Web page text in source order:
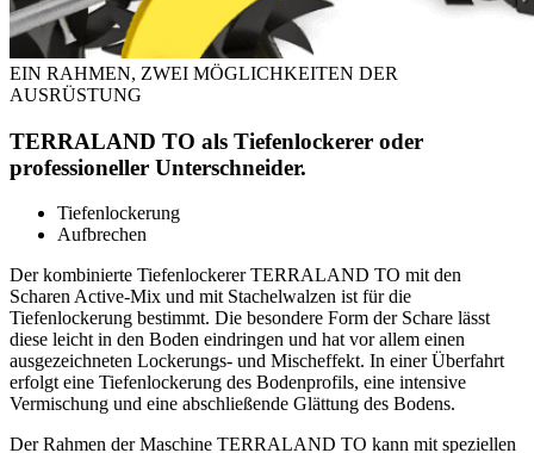
EIN RAHMEN, ZWEI MÖGLICHKEITEN DER
AUSRÜSTUNG
TERRALAND TO als Tiefenlockerer oder
professioneller Unterschneider.
Tiefenlockerung
Aufbrechen
Der kombinierte Tiefenlockerer TERRALAND TO mit den
Scharen Active-Mix und mit Stachelwalzen ist für die
Tiefenlockerung bestimmt. Die besondere Form der Schare lässt
diese leicht in den Boden eindringen und hat vor allem einen
ausgezeichneten Lockerungs- und Mischeffekt. In einer Überfahrt
erfolgt eine Tiefenlockerung des Bodenprofils, eine intensive
Vermischung und eine abschließende Glättung des Bodens.
Der Rahmen der Maschine TERRALAND TO kann mit speziellen